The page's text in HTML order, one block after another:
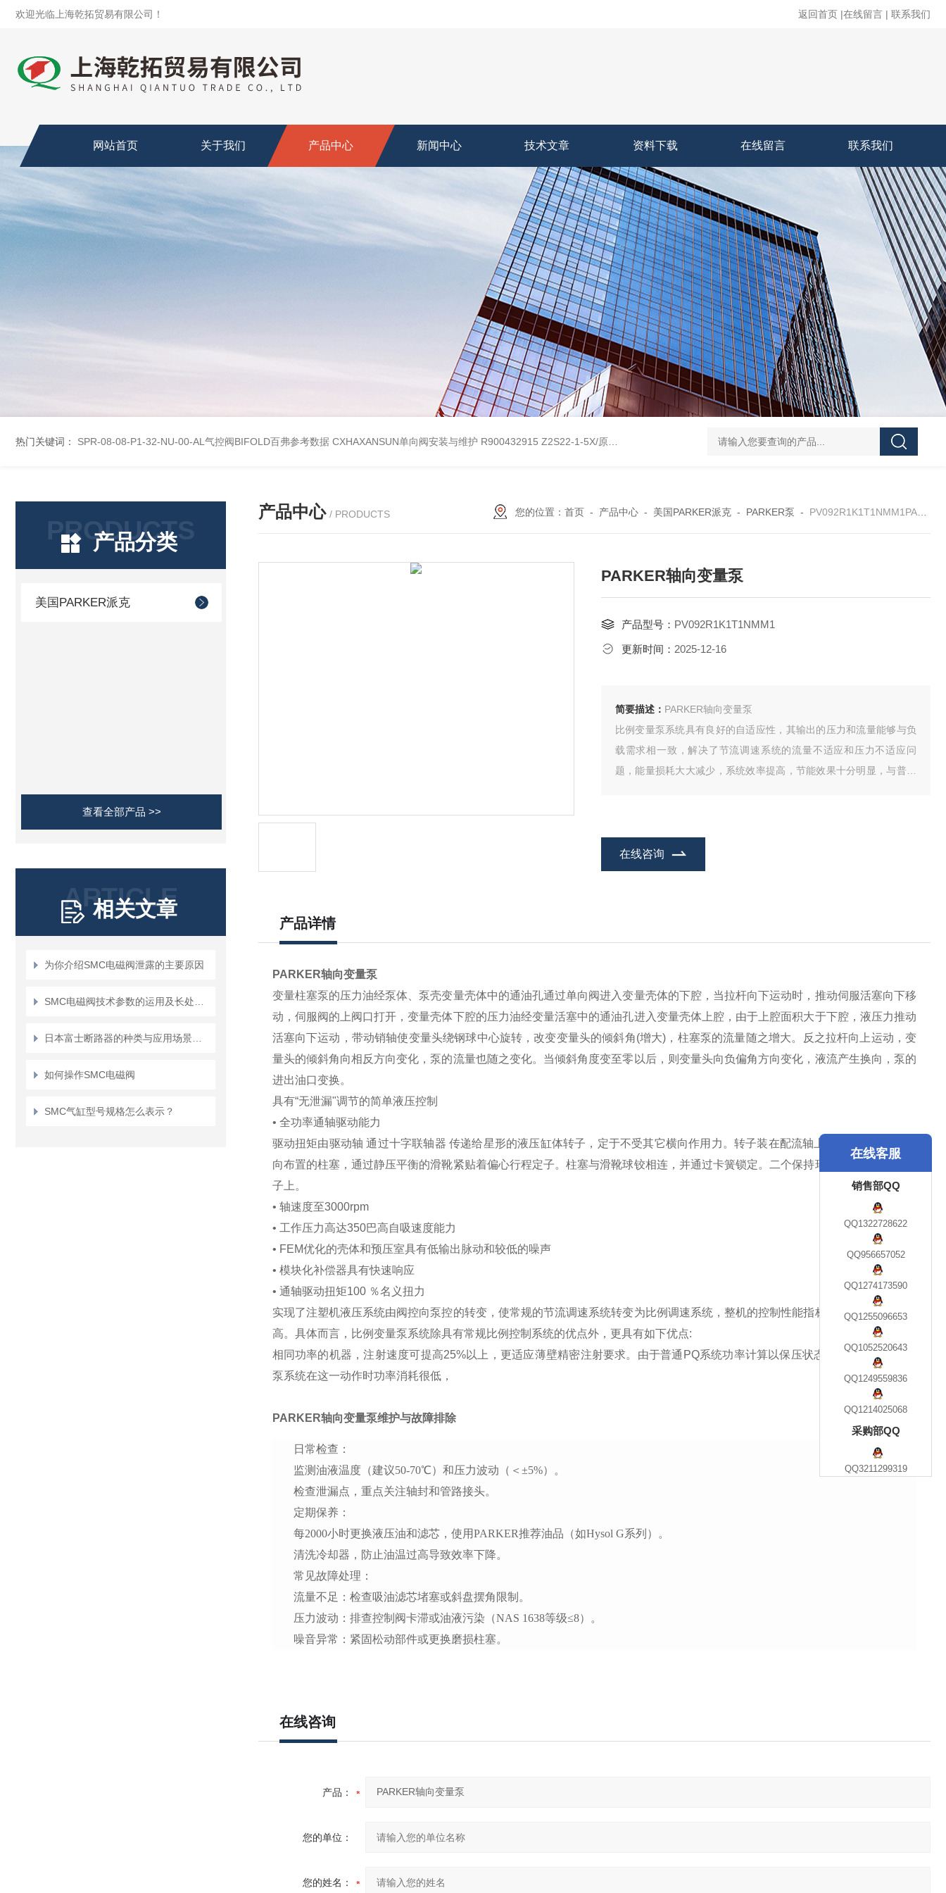
欢迎光临上海乾拓贸易有限公司！ 返回首页 |在线留言 | 联系我们
网站首页 关于我们 产品中心 新闻中心 技术文章 资料下载 在线留言 联系我们
热门关键词： SPR-08-08-P1-32-NU-00-AL气控阀BIFOLD百弗参考数据 CXHAXANSUN单向阀安装与维护 R900432915 Z2S22-1-5X/原装产品REXROTH叠加式单向阀 UPF1S-CL-12-B-W-20-EN424威格士
PRODUCTS
产品分类
美国PARKER派克
查看全部产品 >>
ARTICLE
相关文章
为你介绍SMC电磁阀泄露的主要原因
如何操作SMC电磁阀
SMC气缸型号规格怎么表示？
产品中心 / PRODUCTS 您的位置： 首页- 产品中心- 美国PARKER派克- PARKER泵 - PV092R1K1T1NMM1PARKER轴向变量泵
PARKER轴向变量泵
产品型号： PV092R1K1T1NMM1
更新时间： 2025-12-16
简要描述： PARKER轴向变量泵
比例变量泵系统具有良好的自适应性，其输出的压力和流量能够与负
载需求相一致，解决了节流调速系统的流量不适应和压力不适应问
题，能量损耗大大减少，系统效率提高，节能效果十分明显，与普通
在线咨询
产品详情
PARKER轴向变量泵
变量柱塞泵的压力油经泵体、泵壳变量壳体中的通油孔通过单向阀进入变量壳体的下腔，当拉杆向下运动时，推动伺服活塞向下移
动，伺服阀的上阀口打开，变量壳体下腔的压力油经变量活塞中的通油孔进入变量壳体上腔，由于上腔面积大于下腔，液压力推动
活塞向下运动，带动销轴使变量头绕钢球中心旋转，改变变量头的倾斜角(增大)，柱塞泵的流量随之增大。反之拉杆向上运动，变
量头的倾斜角向相反方向变化，泵的流量也随之变化。当倾斜角度变至零以后，则变量头向负偏角方向变化，液流产生换向，泵的
进出油口变换。
具有“无泄漏"调节的简单液压控制
• 全功率通轴驱动能力
驱动扭矩由驱动轴 通过十字联轴器 传递给星形的液压缸体转子，定于不受其它横向作用力。转子装在配流轴上。位于转子中的径
向布置的柱塞，通过静压平衡的滑靴紧贴着偏心行程定子。柱塞与滑靴球铰相连，并通过卡簧锁定。二个保持环将滑靴卡在行程定
子上。
• 轴速度至3000rpm
• 工作压力高达350巴高自吸速度能力
• FEM优化的壳体和预压室具有低输出脉动和较低的噪声
• 模块化补偿器具有快速响应
• 通轴驱动扭矩100 ％名义扭力
实现了注塑机液压系统由阀控向泵控的转变，使常规的节流调速系统转变为比例调速系统，整机的控制性能指标有了新的改善和提
高。具体而言，比例变量泵系统除具有常规比例控制系统的优点外，更具有如下优点:
相同功率的机器，注射速度可提高25%以上，更适应薄壁精密注射要求。由于普通PQ系统功率计算以保压状态为标准，比例变量
泵系统在这一动作时功率消耗很低，
PARKER轴向变量泵维护与故障排除
日常检查：
监测油液温度（建议50-70℃）和压力波动（＜±5%）。
检查泄漏点，重点关注轴封和管路接头。
定期保养：
每2000小时更换液压油和滤芯，使用PARKER推荐油品（如Hysol G系列）。
清洗冷却器，防止油温过高导致效率下降。
常见故障处理：
流量不足：检查吸油滤芯堵塞或斜盘摆角限制。
压力波动：排查控制阀卡滞或油液污染（NAS 1638等级≤8）。
噪音异常：紧固松动部件或更换磨损柱塞。
在线咨询
产品：
您的单位：
您的姓名：
在线客服
销售部QQ
QQ1322728622
QQ956657052
QQ1274173590
QQ1255096653
QQ1052520643
QQ1249559836
QQ1214025068
采购部QQ
QQ3211299319